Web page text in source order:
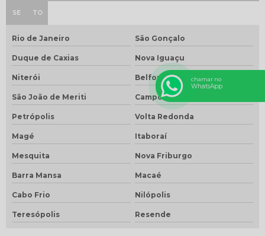
SE TO
Rio de Janeiro São Gonçalo
Duque de Caxias Nova Iguaçu
Niterói Belford Roxo
São João de Meriti Campos dos Goytacazes
Petrópolis Volta Redonda
Magé Itaboraí
Mesquita Nova Friburgo
Barra Mansa Macaé
Cabo Frio Nilópolis
Teresópolis Resende
chamar no
WhatsApp